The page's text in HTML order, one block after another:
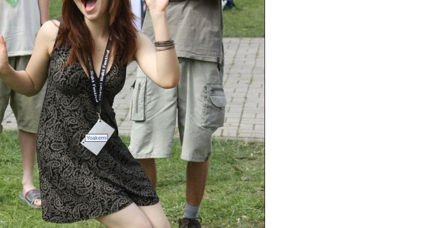
Yoakemi